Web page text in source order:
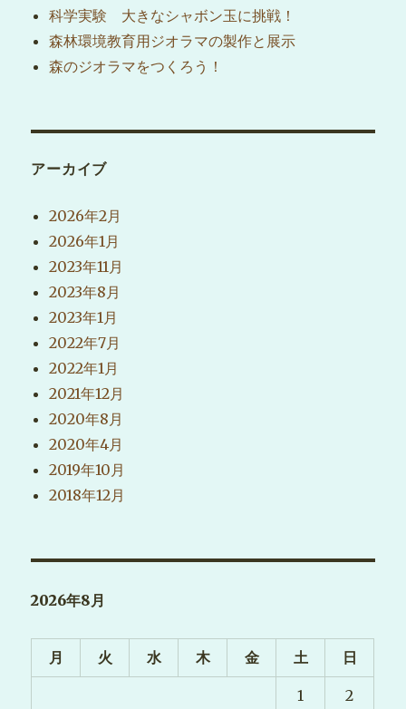
科学実験 大きなシャボン玉に挑戦！
森林環境教育用ジオラマの製作と展示
森のジオラマをつくろう！
アーカイブ
2026年2月
2026年1月
2023年11月
2023年8月
2023年1月
2022年7月
2022年1月
2021年12月
2020年8月
2020年4月
2019年10月
2018年12月
2026年8月
月 火 水 木 金 土 日
1 2